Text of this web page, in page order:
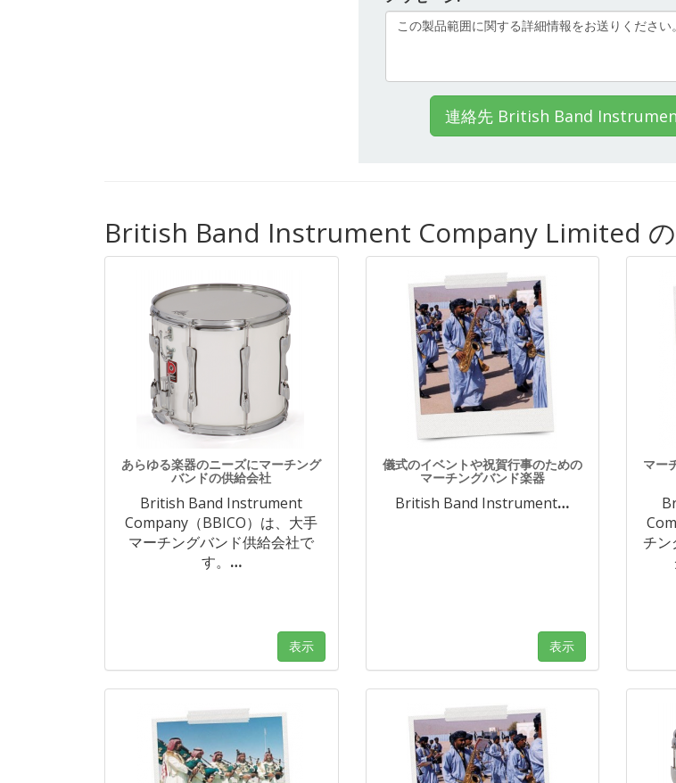
連絡先 British Band
British Band Instrument Company Limited の
あらゆる楽器のニーズにマーチング
バンドの供給会社
British Band Instrument
Company（BBICO）は、大手
マーチングバンド供給会社で
す。 …
表示
儀式のイベントや祝賀行事のための
マーチングバンド楽器
British Band Instrument…
表示
マー
チン